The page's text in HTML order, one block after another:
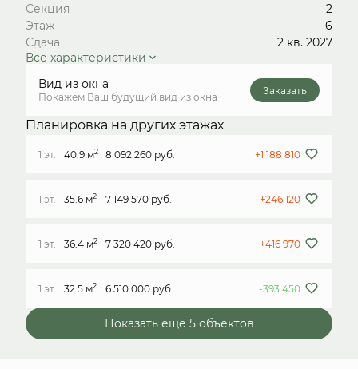
Секция
2
Этаж
6
Сдача
2 кв. 2027
Все характеристики
Вид из окна
Покажем Ваш будущий вид из окна
Заказать
Планировка на других этажах
1 эт. 40.9 м2 8 092 260 руб. +1 188 810
1 эт. 35.6 м2 7 149 570 руб. +246 120
1 эт. 36.4 м2 7 320 420 руб. +416 970
1 эт. 32.5 м2 6 510 000 руб. -393 450
Показать еще 5 объектов